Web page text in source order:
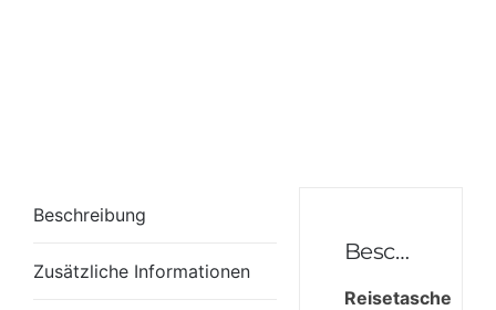
Beschreibung
Zusätzliche Informationen
Beschreibung
Reisetasche